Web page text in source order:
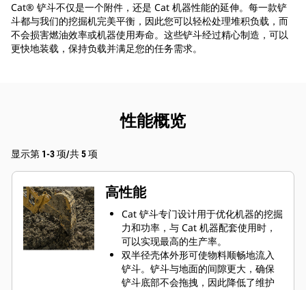
Cat® 铲斗不仅是一个附件，还是 Cat 机器性能的延伸。每一款铲
斗都与我们的挖掘机完美平衡，因此您可以轻松处理堆积负载，而
不会损害燃油效率或机器使用寿命。这些铲斗经过精心制造，可以
更快地装载，保持负载并满足您的任务需求。
性能概览
显示第 1-3 项/共 5 项
高性能
Cat 铲斗专门设计用于优化机器的挖掘
力和功率，与 Cat 机器配套使用时，
可以实现最高的生产率。
双半径壳体外形可使物料顺畅地流入
铲斗。铲斗与地面的间隙更大，确保
铲斗底部不会拖拽，因此降低了维护